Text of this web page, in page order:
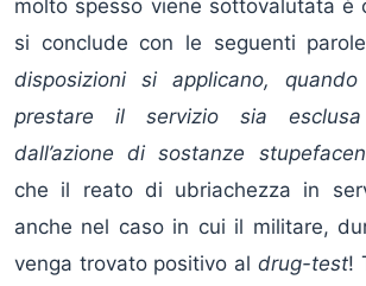
molto spesso viene sottovalutata è
si conclude con le seguenti
disposizioni si applicano,
prestare il servizio sia
dall’azione di sostanze
che il reato di ubriachezza in
anche nel caso in cui il militare,
venga trovato positivo al drug-test!